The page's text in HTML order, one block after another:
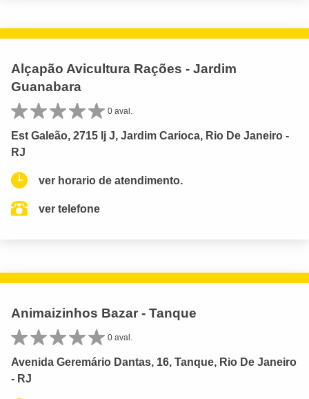
Alçapão Avicultura Rações - Jardim
Guanabara
0 aval.
Est Galeão, 2715 lj J, Jardim Carioca, Rio De Janeiro -
RJ
ver horario de atendimento.
ver telefone
Animaizinhos Bazar - Tanque
0 aval.
Avenida Geremário Dantas, 16, Tanque, Rio De Janeiro
- RJ